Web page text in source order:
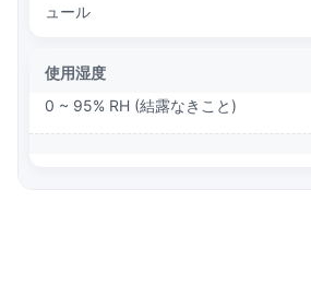
ュール
使用湿度
0 ~ 95% RH (結露なきこと)